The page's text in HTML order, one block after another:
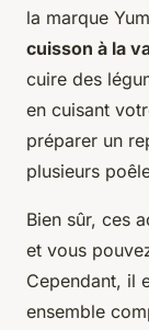
la marque
cuisson à la
cuire des
en cuisant
préparer un
plusieurs
Bien sûr, ces
et vous
Cependant, il
ensemble